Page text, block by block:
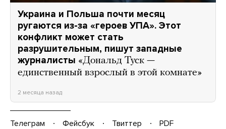
Украина и Польша почти месяц
ругаются из-за «героев УПА». Этот
конфликт может стать
разрушительным, пишут западные
журналисты «Дональд Туск —
единственный взрослый в этой комнате»
2 месяца назад
Телеграм Фейсбук Твиттер
PDF